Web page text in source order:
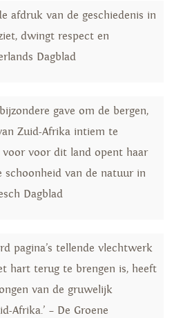
afdruk van de geschiedenis in
dwingt respect en
Dagblad
gave om de bergen,
Zuid-Afrika intiem te
voor voor dit land opent haar
schoonheid van de natuur in
Dagblad
pagina’s tellende vlechtwerk
hart terug te brengen is, heeft
van de gruwelijk
Afrika.’ – De Groene